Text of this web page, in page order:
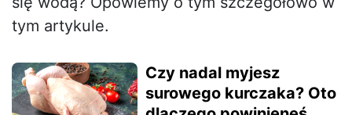
tym artykule.
Czy nadal myjesz
surowego kurczaka? Oto